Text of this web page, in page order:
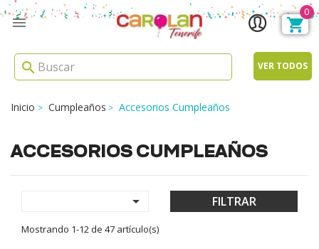

0
search VER TODOS
Inicio Cumpleaños Accesorios Cumpleaños
ACCESORIOS CUMPLEAÑOS
 FILTRAR
Mostrando 1-12 de 47 artículo(s)